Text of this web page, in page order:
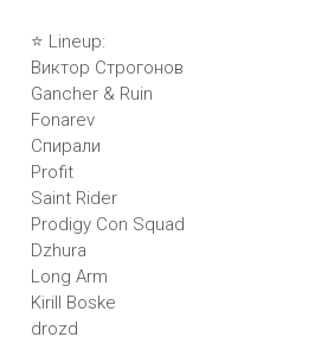
⭐️ Lineup:
Виктор Строгонов
Gancher & Ruin
Fonarev
Спирали
Profit
Saint Rider
Prodigy Con Squad
Dzhura
Long Arm
Kirill Boske
drozd